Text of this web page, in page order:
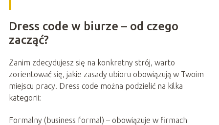
Dress code w biurze – od czego
zacząć?
Zanim zdecydujesz się na konkretny strój, warto
zorientować się, jakie zasady ubioru obowiązują w Twoim
miejscu pracy. Dress code można podzielić na kilka
kategorii:
Formalny (business formal) – obowiązuje w firmach